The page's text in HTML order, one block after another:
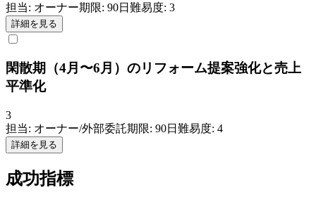
担当: オーナー期限: 90日 難易度: 3
詳細を見る
閑散期（4月〜6月）のリフォーム提案強化と売上
平準化
3
担当: オーナー/外部委託期限: 90日 難易度: 4
詳細を見る
成功指標